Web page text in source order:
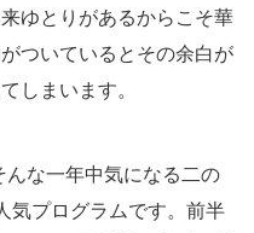
ゆとりがあるからこそ華
ついているとその余白が
しまいます。
んな一年中気になる二の
気プログラムです。前半